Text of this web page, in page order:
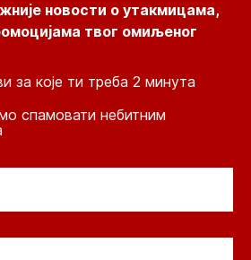
новости о утакмицама,
твог омиљеног
за које ти треба 2 минута
спамовати небитним